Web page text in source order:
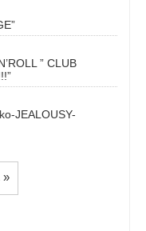
” CLUB
JEALOUSY-
»